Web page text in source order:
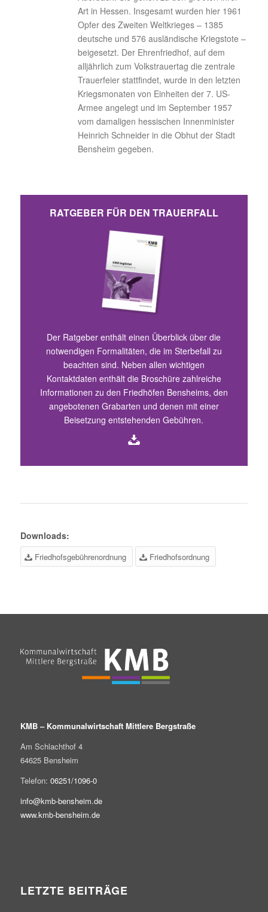
Art in Hessen. Insgesamt wurden hier 1961
Opfer des Zweiten Weltkrieges – 1385
deutsche und 576 ausländische Kriegstote –
beigesetzt. Der Ehrenfriedhof, auf dem
alljährlich zum Volkstrauertag die zentrale
Trauerfeier stattfindet, wurde in den letzten
Kriegsmonaten von Einheiten der 7. US-
Armee angelegt und im September 1957
vom damaligen hessischen Innenminister
Heinrich Schneider in die Obhut der Stadt
Bensheim gegeben.
RATGEBER FÜR DEN TRAUERFALL
Der Ratgeber enthält einen Überblick über die
notwendigen Formalitäten, die im Sterbefall zu
beachten sind. Neben allen wichtigen
Kontaktdaten enthält die Broschüre zahlreiche
Informationen zu den Friedhöfen Bensheims, den
angebotenen Grabarten und denen mit einer
Beisetzung entstehenden Gebühren.
Downloads:
Friedhofsgebührenordnung Friedhofsordnung
KMB – Kommunalwirtschaft Mittlere Bergstraße
Am Schlachthof 4
64625 Bensheim
Telefon: 06251/1096-0
info@kmb-bensheim.de
www.kmb-bensheim.de
LETZTE BEITRÄGE